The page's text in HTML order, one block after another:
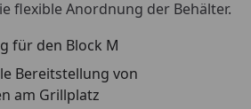
flexible Anordnung der Behälter.
für den Block M
Bereitstellung von
am Grillplatz